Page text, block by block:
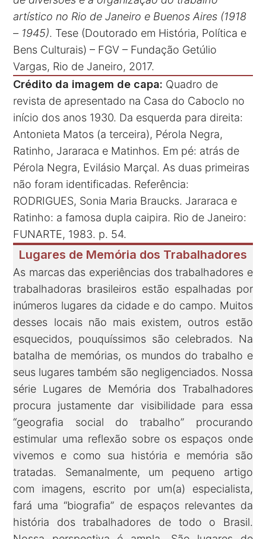
artístico no Rio de Janeiro e Buenos Aires (1918
– 1945). Tese (Doutorado em História, Política e
Bens Culturais) – FGV – Fundação Getúlio
Vargas, Rio de Janeiro, 2017.
Crédito da imagem de capa: Quadro de
revista de apresentado na Casa do Caboclo no
início dos anos 1930. Da esquerda para direita:
Antonieta Matos (a terceira), Pérola Negra,
Ratinho, Jararaca e Matinhos. Em pé: atrás de
Pérola Negra, Evilásio Marçal. As duas primeiras
não foram identificadas. Referência:
RODRIGUES, Sonia Maria Braucks. Jararaca e
Ratinho: a famosa dupla caipira. Rio de Janeiro:
FUNARTE, 1983. p. 54.
Lugares de Memória dos Trabalhadores
As marcas das experiências dos trabalhadores e
trabalhadoras brasileiros estão espalhadas por
inúmeros lugares da cidade e do campo. Muitos
desses locais não mais existem, outros estão
esquecidos, pouquíssimos são celebrados. Na
batalha de memórias, os mundos do trabalho e
seus lugares também são negligenciados. Nossa
série Lugares de Memória dos Trabalhadores
procura justamente dar visibilidade para essa
“geografia social do trabalho” procurando
estimular uma reflexão sobre os espaços onde
vivemos e como sua história e memória são
tratadas. Semanalmente, um pequeno artigo
com imagens, escrito por um(a) especialista,
fará uma “biografia” de espaços relevantes da
história dos trabalhadores de todo o Brasil.